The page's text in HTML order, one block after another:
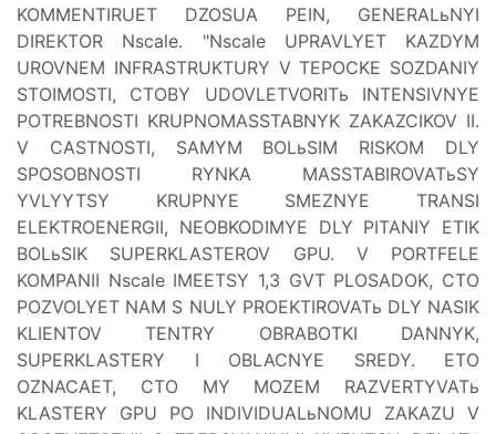
KOMMENTIRUET DZOSUA PEIN, GENERALьNYI
DIREKTOR Nscale. "Nscale UPRAVLYET KAZDYM
UROVNEM INFRASTRUKTURY V TEPOCKE SOZDANIY
STOIMOSTI, CTOBY UDOVLETVORITь INTENSIVNYE
POTREBNOSTI KRUPNOMASSTABNYK ZAKAZCIKOV II.
V CASTNOSTI, SAMYM BOLьSIM RISKOM DLY
SPOSOBNOSTI RYNKA MASSTABIROVATьSY
YVLYYTSY KRUPNYE SMEZNYE TRANSI
ELEKTROENERGII, NEOBKODIMYE DLY PITANIY ETIK
BOLьSIK SUPERKLASTEROV GPU. V PORTFELE
KOMPANII Nscale IMEETSY 1,3 GVT PLOSADOK, CTO
POZVOLYET NAM S NULY PROEKTIROVATь DLY NASIK
KLIENTOV TENTRY OBRABOTKI DANNYK,
SUPERKLASTERY I OBLACNYE SREDY. ETO
OZNACAET, CTO MY MOZEM RAZVERTYVATь
KLASTERY GPU PO INDIVIDUALьNOMU ZAKAZU V